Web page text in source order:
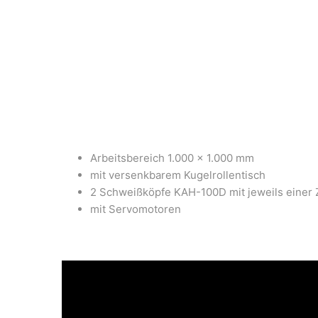
Arbeitsbereich 1.000 x 1.000 mm
mit versenkbarem Kugelrollentisch
2 Schweißköpfe KAH-100D mit jeweils einer
mit Servomotoren